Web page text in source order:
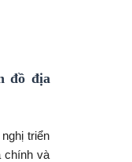
đồ địa
triển
chính và